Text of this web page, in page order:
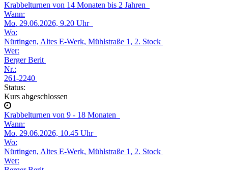
Krabbelturnen von 14 Monaten bis 2 Jahren
Wann:
Mo. 29.06.2026, 9.20 Uhr
Wo:
Nürtingen, Altes E-Werk, Mühlstraße 1, 2. Stock
Wer:
Berger Berit
Nr.:
261-2240
Status:
Kurs abgeschlossen
Krabbelturnen von 9 - 18 Monaten
Wann:
Mo. 29.06.2026, 10.45 Uhr
Wo:
Nürtingen, Altes E-Werk, Mühlstraße 1, 2. Stock
Wer: